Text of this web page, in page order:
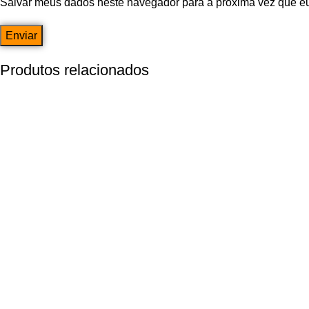
Produtos relacionados